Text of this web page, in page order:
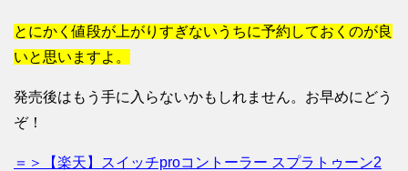
とにかく値段が上がりすぎないうちに予約しておくのが良
いと思いますよ。
発売後はもう手に入らないかもしれません。お早めにどう
ぞ！
＝＞【楽天】スイッチproコントーラー スプラトゥーン2